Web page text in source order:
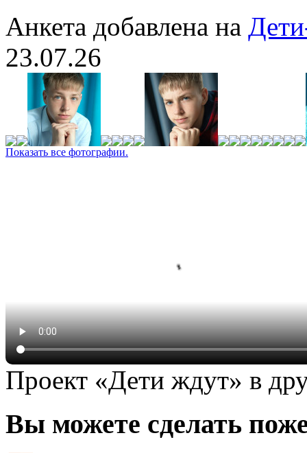
Анкета добавлена на
23.07.26
Показать все фотографии.
Проект «Дети ждут» в
Вы можете сделать